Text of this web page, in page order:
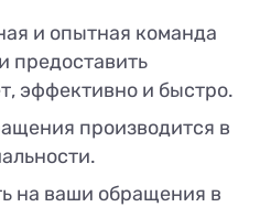
и опытная команда
предоставить
эффективно и быстро.
производится в
на ваши обращения в